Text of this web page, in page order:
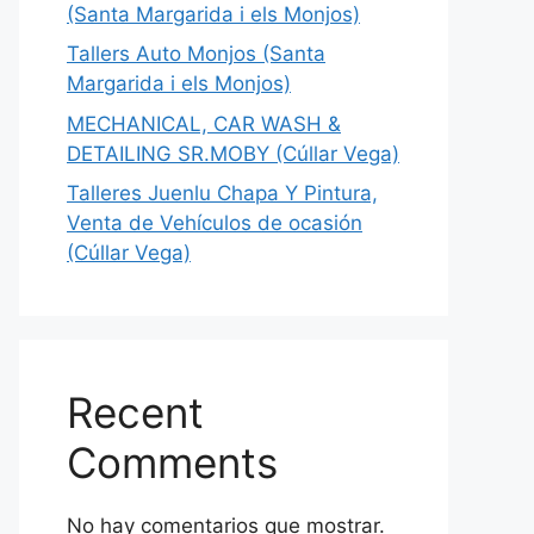
(Santa Margarida i els Monjos)
Tallers Auto Monjos (Santa
Margarida i els Monjos)
MECHANICAL, CAR WASH &
DETAILING SR.MOBY (Cúllar Vega)
Talleres Juenlu Chapa Y Pintura,
Venta de Vehículos de ocasión
(Cúllar Vega)
Recent
Comments
No hay comentarios que mostrar.